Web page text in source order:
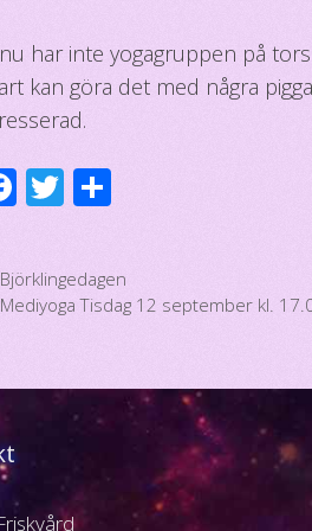
har inte yogagruppen på
kan göra det med några
F
e
b
o
T
tt
er
a
Björklingedagen
Mediyoga Tisdag 12 september kl.